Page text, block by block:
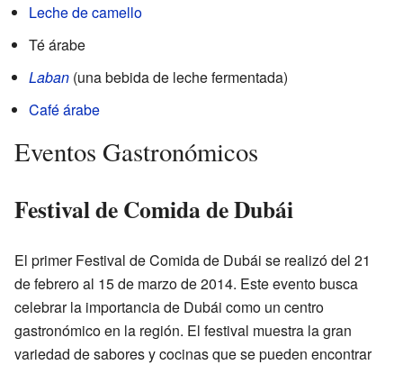
Leche de camello
Té árabe
Laban (una bebida de leche fermentada)
Café árabe
Eventos Gastronómicos
Festival de Comida de Dubái
El primer Festival de Comida de Dubái se realizó del 21
de febrero al 15 de marzo de 2014. Este evento busca
celebrar la importancia de Dubái como un centro
gastronómico en la región. El festival muestra la gran
variedad de sabores y cocinas que se pueden encontrar